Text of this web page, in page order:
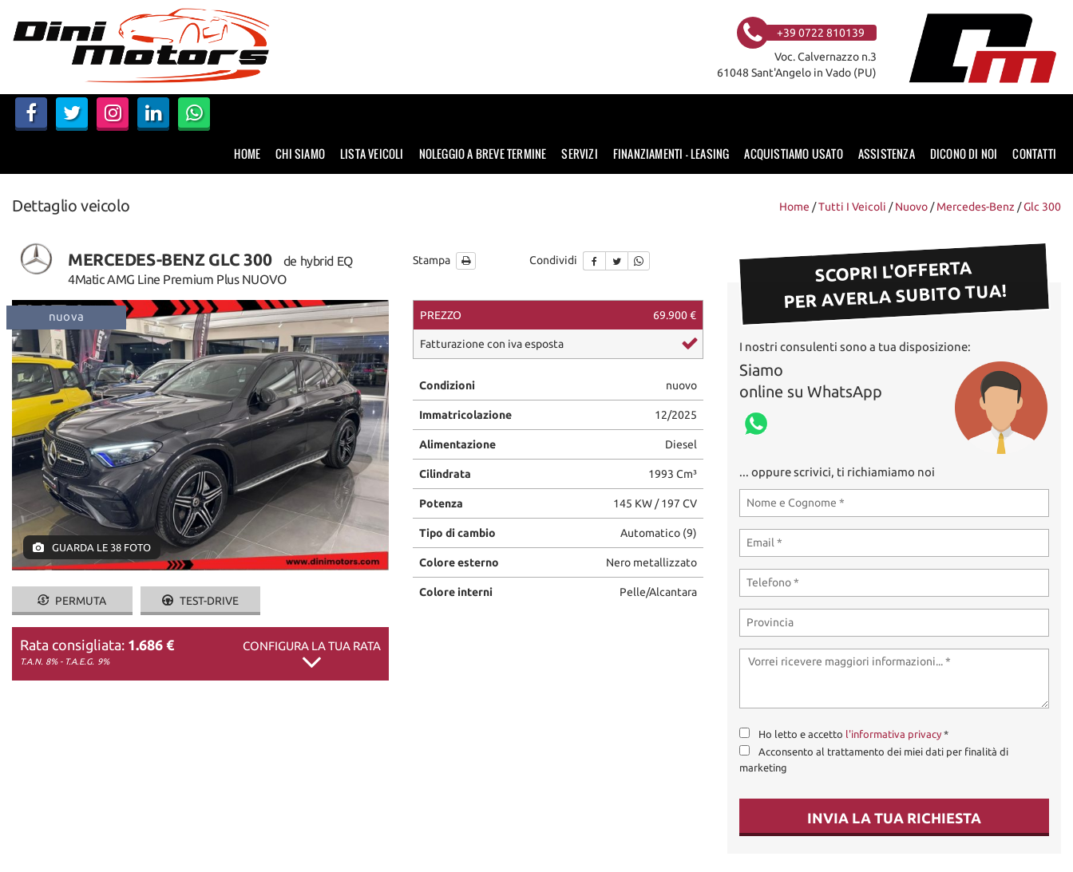
HOME
LISTA VEICOLI
SERVIZI
FINANZIAMENTI – LEASING
ACQUISTIAMO USATO
ASSISTENZA
DICONO DI NOI
CONTATTI
+39 0722 810139
Voc. Calvernazzo n.3
61048 Sant'Angelo in Vado (PU)
HOME CHI SIAMO LISTA VEICOLI NOLEGGIO A BREVE TERMINE SERVIZI FINANZIAMENTI – LEASING ACQUISTIAMO USATO ASSISTENZA DICONO DI NOI CONTATTI
Dettaglio veicolo Home /Tutti I Veicoli /Nuovo /Mercedes-Benz /Glc 300
MERCEDES-BENZ GLC 300
de hybrid EQ
4Matic AMG Line Premium Plus NUOVO
Stampa Condividi
fuoristrada trazione integrale disponibile
GUARDA LE 38 FOTO
PERMUTA TEST-DRIVE
Rata consigliata: 1.686 €
T.A.N. 8% - T.A.E.G. 9%
CONFIGURA LA TUA RATA
PREZZO 69.900 €
Fatturazione con iva esposta
Condizioni nuovo
Immatricolazione 12/2025
Alimentazione Diesel
Cilindrata 1993 Cm³
Potenza 145 KW / 197 CV
Tipo di cambio Automatico (9)
Colore esterno Nero metallizzato
Colore interni Pelle/Alcantara
SCOPRI L'OFFERTA
PER AVERLA SUBITO TUA!
I nostri consulenti sono a tua disposizione:
Siamo
online su WhatsApp
... oppure scrivici, ti richiamiamo noi
Ho letto e accetto l'informativa privacy *
Acconsento al trattamento dei miei dati per finalità di
marketing
INVIA LA TUA RICHIESTA